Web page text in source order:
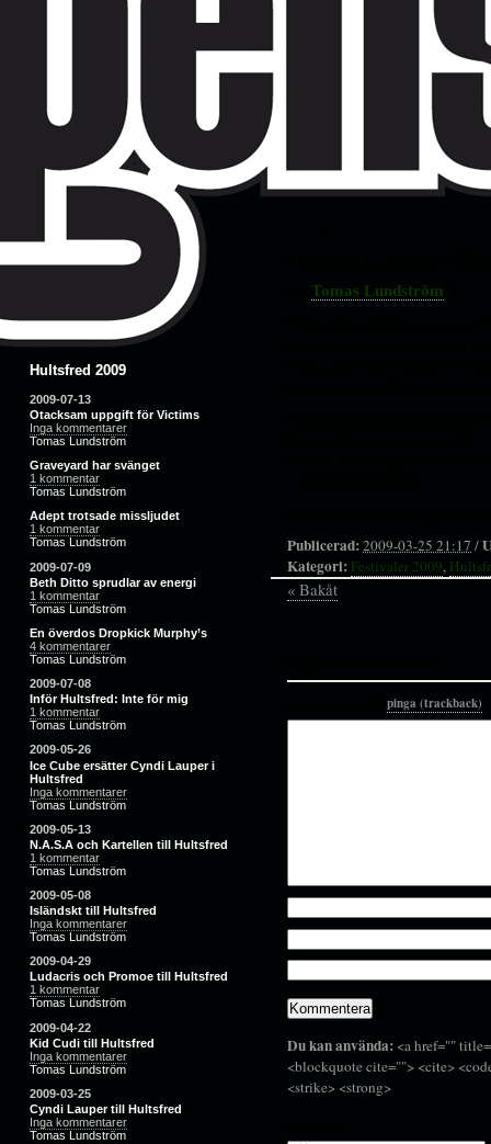
Hultsfred 2009
2009-07-13
Otacksam uppgift för Victims
Inga kommentarer
Tomas Lundström
Graveyard har svänget
1 kommentar
Tomas Lundström
Adept trotsade missljudet
1 kommentar
Tomas Lundström
2009-07-09
Beth Ditto sprudlar av energi
1 kommentar
Tomas Lundström
En överdos Dropkick Murphy’s
4 kommentarer
Tomas Lundström
2009-07-08
Inför Hultsfred: Inte för mig
1 kommentar
Tomas Lundström
2009-05-26
Ice Cube ersätter Cyndi Lauper i
Hultsfred
Inga kommentarer
Tomas Lundström
2009-05-13
N.A.S.A och Kartellen till Hultsfred
1 kommentar
Tomas Lundström
2009-05-08
Isländskt till Hultsfred
Inga kommentarer
Tomas Lundström
2009-04-29
Ludacris och Promoe till Hultsfred
1 kommentar
Tomas Lundström
2009-04-22
Kid Cudi till Hultsfred
Inga kommentarer
Tomas Lundström
2009-03-25
Cyndi Lauper till Hultsfred
Inga kommentarer
Tomas Lundström
Tomas Lundström
Publicerad:2009-03-25 21:17 /
Kategori: Festivaler 2009,
« Bakåt
pinga (trackback)
Du kan använda: <a href=""
<blockquote cite=""> <cite>
<strike> <strong>